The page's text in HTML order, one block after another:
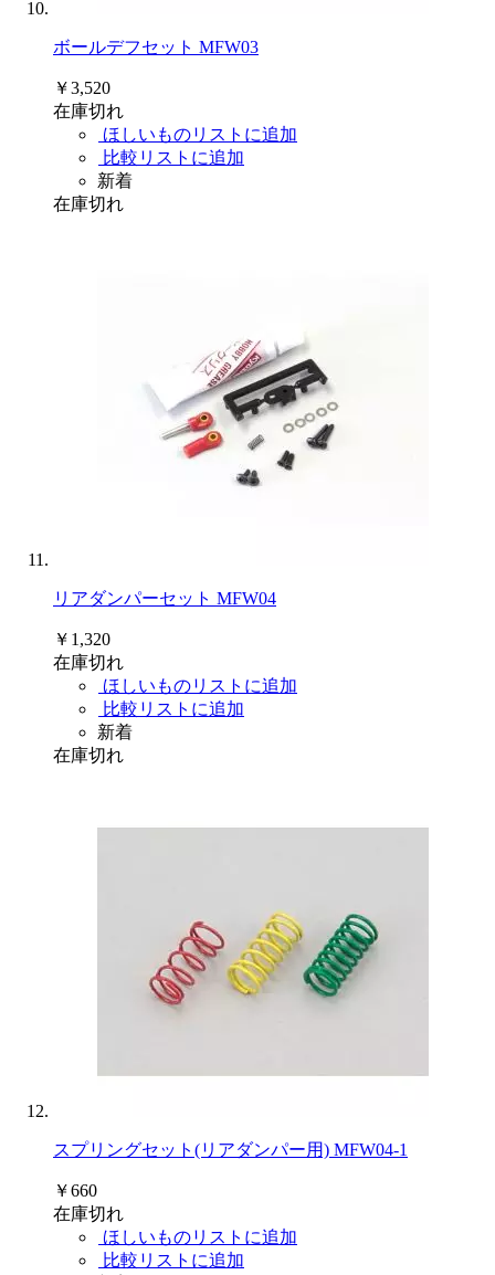
ボールデフセット MFW03
￥3,520
在庫切れ
ほしいものリストに追加
比較リストに追加
新着
在庫切れ
リアダンパーセット MFW04
￥1,320
在庫切れ
ほしいものリストに追加
比較リストに追加
新着
在庫切れ
スプリングセット(リアダンパー用) MFW04-1
￥660
在庫切れ
ほしいものリストに追加
比較リストに追加